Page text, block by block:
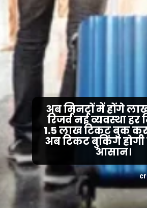
अब मिनटों में होंगे
रिजर्व नई व्यवस्था
1.5 लाख टिकट बुक
अब टिकट बुकिंग
आसान।